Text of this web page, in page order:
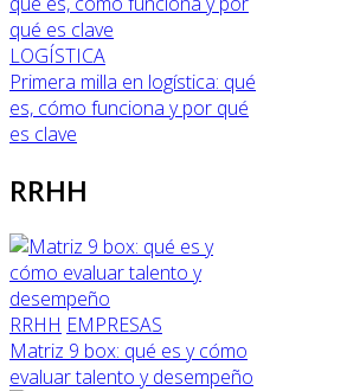
LOGÍSTICA
Primera milla en logística: qué
es, cómo funciona y por qué
es clave
RRHH
RRHH EMPRESAS
Matriz 9 box: qué es y cómo
evaluar talento y desempeño